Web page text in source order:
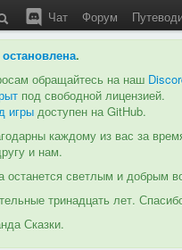
Чат Форум
.
обращайтесь на наш
под свободной лицензией.
игры доступен на GitHub.
каждому из вас за
и нам.
останется светлым и добрым
тринадцать лет.
Сказки.